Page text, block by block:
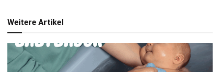
Weitere Artikel